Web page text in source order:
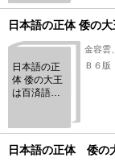
日本語の正体 倭の
日本語の正
体 倭の大王
は百済語で
金容雲
Ｂ６
日本語の正体 倭の